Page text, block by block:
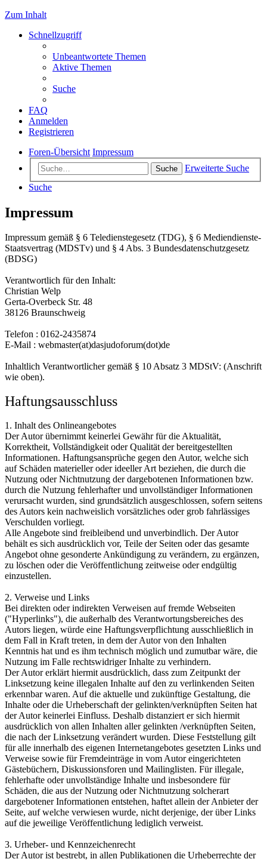
Zum Inhalt
Schnellzugriff
Unbeantwortete Themen
Aktive Themen
Suche
FAQ
Anmelden
Registrieren
Foren-Übersicht Impressum
Suche
Erweiterte Suche
Suche
Impressum
Impressum gemäß § 6 Teledienstegesetz (TDG), § 6 Mediendienste-
Staatsvertrag (MDSTv) und § 4 Abs. 3 Bundesdatenschutzgesetz
(BDSG)
Verantwortlich für den Inhalt:
Christian Welp
Gerta-Overbeck Str. 48
38126 Braunschweig
Telefon : 0162-2435874
E-Mail : webmaster(at)dasjudoforum(dot)de
Inhaltlich Verantwortlicher gemäß § 10 Absatz 3 MDStV: (Anschrift
wie oben).
Haftungsausschluss
1. Inhalt des Onlineangebotes
Der Autor übernimmt keinerlei Gewähr für die Aktualität,
Korrektheit, Vollständigkeit oder Qualität der bereitgestellten
Informationen. Haftungsansprüche gegen den Autor, welche sich
auf Schäden materieller oder ideeller Art beziehen, die durch die
Nutzung oder Nichtnutzung der dargebotenen Informationen bzw.
durch die Nutzung fehlerhafter und unvollständiger Informationen
verursacht wurden, sind grundsätzlich ausgeschlossen, sofern seitens
des Autors kein nachweislich vorsätzliches oder grob fahrlässiges
Verschulden vorliegt.
Alle Angebote sind freibleibend und unverbindlich. Der Autor
behält es sich ausdrücklich vor, Teile der Seiten oder das gesamte
Angebot ohne gesonderte Ankündigung zu verändern, zu ergänzen,
zu löschen oder die Veröffentlichung zeitweise oder endgültig
einzustellen.
2. Verweise und Links
Bei direkten oder indirekten Verweisen auf fremde Webseiten
("Hyperlinks"), die außerhalb des Verantwortungsbereiches des
Autors liegen, würde eine Haftungsverpflichtung ausschließlich in
dem Fall in Kraft treten, in dem der Autor von den Inhalten
Kenntnis hat und es ihm technisch möglich und zumutbar wäre, die
Nutzung im Falle rechtswidriger Inhalte zu verhindern.
Der Autor erklärt hiermit ausdrücklich, dass zum Zeitpunkt der
Linksetzung keine illegalen Inhalte auf den zu verlinkenden Seiten
erkennbar waren. Auf die aktuelle und zukünftige Gestaltung, die
Inhalte oder die Urheberschaft der gelinkten/verknüpften Seiten hat
der Autor keinerlei Einfluss. Deshalb distanziert er sich hiermit
ausdrücklich von allen Inhalten aller gelinkten /verknüpften Seiten,
die nach der Linksetzung verändert wurden. Diese Feststellung gilt
für alle innerhalb des eigenen Internetangebotes gesetzten Links und
Verweise sowie für Fremdeinträge in vom Autor eingerichteten
Gästebüchern, Diskussionsforen und Mailinglisten. Für illegale,
fehlerhafte oder unvollständige Inhalte und insbesondere für
Schäden, die aus der Nutzung oder Nichtnutzung solcherart
dargebotener Informationen entstehen, haftet allein der Anbieter der
Seite, auf welche verwiesen wurde, nicht derjenige, der über Links
auf die jeweilige Veröffentlichung lediglich verweist.
3. Urheber- und Kennzeichenrecht
Der Autor ist bestrebt, in allen Publikationen die Urheberrechte der